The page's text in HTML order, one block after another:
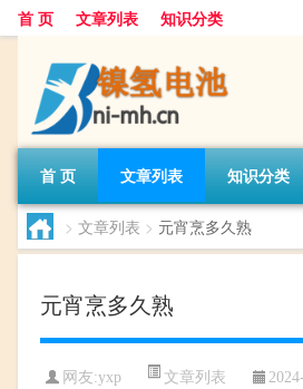
首 页 文章列表 知识分类
首 页 文章列表 知识分类
> 文章列表 > 元宵烹多久熟
元宵烹多久熟
网友:yxp 文章列表